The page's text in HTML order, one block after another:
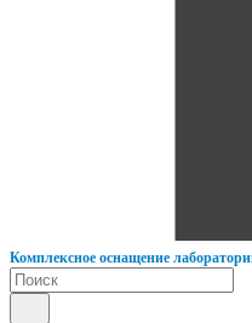
Комплексное оснащение